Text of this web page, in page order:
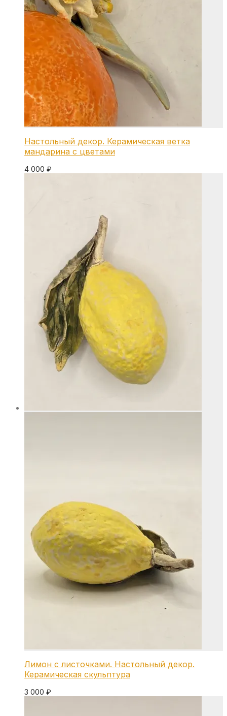
Настольный декор. Керамическая ветка
мандарина с цветами
4 000 ₽
Лимон с листочками. Настольный декор.
Керамическая скульптура
3 000 ₽